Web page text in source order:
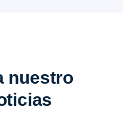
nuestro